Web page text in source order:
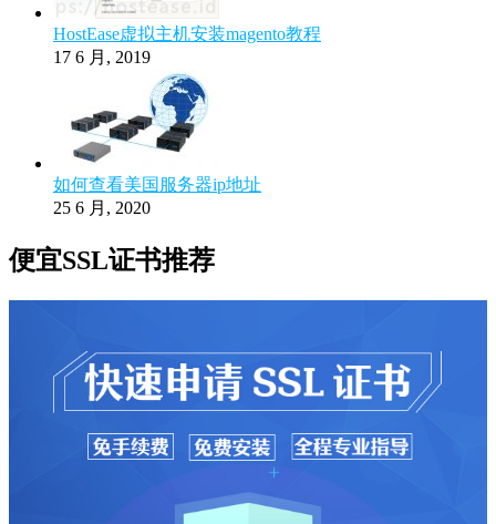
HostEase虚拟主机安装magento教程
17 6 月, 2019
如何查看美国服务器ip地址
25 6 月, 2020
便宜SSL证书推荐